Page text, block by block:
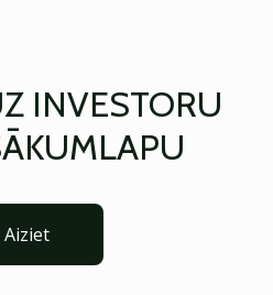
INVESTORU
Aiziet